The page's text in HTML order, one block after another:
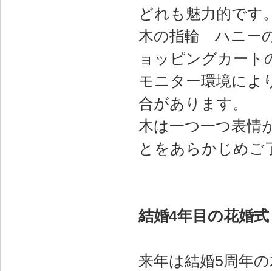
どれも魅力的です
木の指輪 ハニー
ョッピングカート
モニター環境によ
合があります。
木は一つ一つ表情
とをあらかじめご
結婚4年目の花婚
来年は結婚5周年